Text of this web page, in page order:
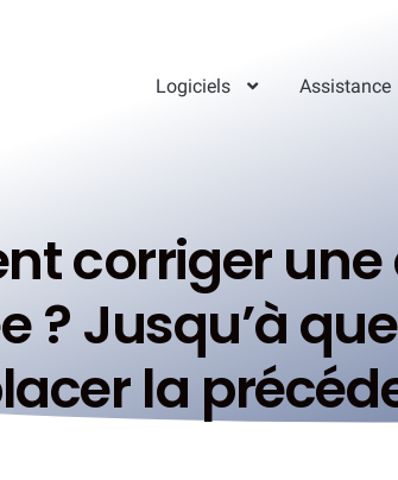
Logiciels Assistance
corriger une
? Jusqu’à
la